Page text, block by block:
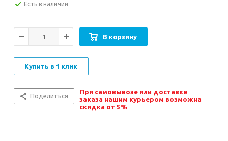
Есть в наличии
В корзину
Купить в 1 клик
Поделиться
При самовывозе или доставке
заказа нашим курьером возможна
скидка от 5%